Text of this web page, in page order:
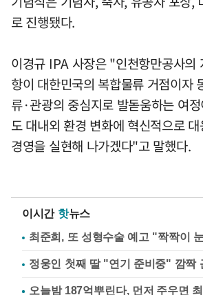
로 진행됐다.
이경규 IPA 사장은 "인천항만공사의
항이 대한민국의 복합물류 거점이자
류·관광의 중심지로 발돋움하는 여
도 대내외 환경 변화에 혁신적으로
경영을 실현해 나가겠다"고 말했다.
이시간 핫뉴스
최준희, 또 성형수술 예고 "짝짝이
정웅인 첫째 딸 "연기 준비중" 깜짝